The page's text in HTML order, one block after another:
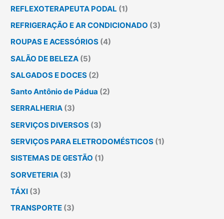
REFLEXOTERAPEUTA PODAL (1)
REFRIGERAÇÃO E AR CONDICIONADO (3)
ROUPAS E ACESSÓRIOS (4)
SALÃO DE BELEZA (5)
SALGADOS E DOCES (2)
Santo Antônio de Pádua (2)
SERRALHERIA (3)
SERVIÇOS DIVERSOS (3)
SERVIÇOS PARA ELETRODOMÉSTICOS (1)
SISTEMAS DE GESTÃO (1)
SORVETERIA (3)
TÁXI (3)
TRANSPORTE (3)